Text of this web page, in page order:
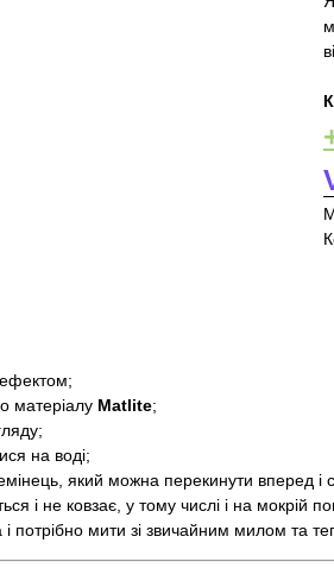
матеріалу Matlite;
на воді;
який можна перекинути вперед і
і не ковзає, у тому числі і на мокрій
потрібно мити зі звичайним милом та